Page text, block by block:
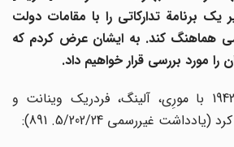
برنامة تدارکاتی را با مقامات دولت
هماهنگ کند. به ایشان عرض کردم که
مورد بررسی قرار خواهیم داد.
صالح روز 1 ماه می 1942 با مورِی، آلینگ، فردریک وینانت و
غیررسمی 5/202/24. 891):